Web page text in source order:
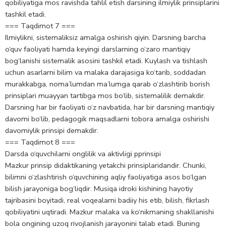
qobiliyatiga mos ravishda tahlil etish darsining ilmiylik prinsiplarini
tashkil etadi.
=== Taqdimot 7 ===
Ilmiylikni, sistemaliksiz amalga oshirish qiyin. Darsning barcha
o‘quv faoliyati hamda keyingi darslarning o‘zaro mantiqiy
bog‘lanishi sistemalik asosini tashkil etadi. Kuylash va tishlash
uchun asarlarni bilim va malaka darajasiga ko‘tarib, soddadan
murakkabga, noma’lumdan ma’lumga qarab o‘zlashtirib borish
prinsiplari muayyan tartibga mos bo‘lib, sistemalilik demakdir.
Darsning har bir faoliyati o‘z navbatida, har bir darsning mantiqiy
davomi bo‘lib, pedagogik maqsadlarni tobora amalga oshirishi
davomiylik prinsipi demakdir.
=== Taqdimot 8 ===
Darsda o‘quvchilarni onglilik va aktivligi pprinsipi
Mazkur prinsip didaktikaning yetakchi prinsiplaridandir. Chunki,
bilimni o‘zlashtirish o‘quvchining aqliy faoliyatiga asos bo‘lgan
bilish jarayoniga bog‘liqdir. Musiqa idroki kishining hayotiy
tajribasini boyitadi, real voqealarni badiiy his etib, bilish, fikrlash
qobiliyatini uqtiradi. Mazkur malaka va ko‘nikmaning shakllanishi
bola ongining uzoq rivojlanish jarayonini talab etadi. Buning